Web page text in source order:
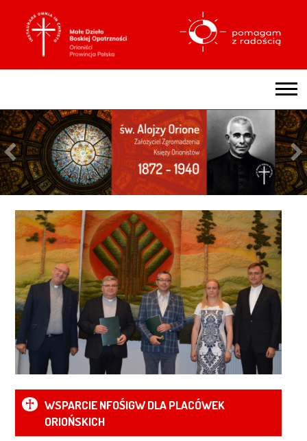
ZGROMADZENIE
ZARZĄD PROWINCJALNY
HISTORIA ZGROMADZENIA
BYĆ ORIONISTĄ
ORIOŃSKA KONSEKRACJA ZAKONNA
ŚLUB WIERNOŚCI PAPIEŻOWI
NASZA RODZINA ZAKONNA
RODZINA ORIOŃSKA
BŁOGOSŁAWIENI I ZNANI ORIONIŚCI
KSIĄDZ ORIONEWSPARCIE NFOŚIGW DLA PLACÓWEK
ORIOŃSKICH